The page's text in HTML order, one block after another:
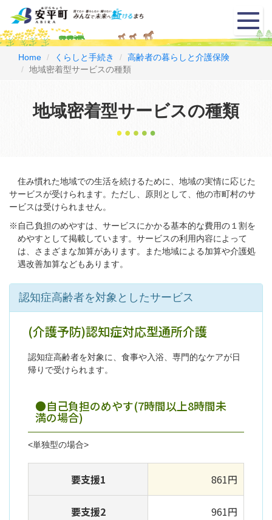
メ
ニ
ュ
Home くらしと手続き
高齢者の暮らしと介護保険
地域密着型サービスの種類
地域密着型サービスの種類
住み慣れた地域での生活を続けるために、地域の実情に応じた
サービスが受けられます。ただし、原則として、他の市町村のサ
ービスは受けられません。
※自己負担のめやすは、サービスにかかる基本的な費用の１割を
めやすとして掲載しています。サービスの利用内容によって
は、さまざまな加算があります。また地域による加算や介護処
遇改善加算などもあります。
認知症高齢者を対象としたサービス
(介護予防)認知症対応型通所介護
認知症高齢者を対象に、食事や入浴、専門的なケアが日
帰りで受けられます。
●自己負担のめやす(7時間以上8時間未
満の場合)
<単独型の場合>
要支援1 861円
要支援2 961円